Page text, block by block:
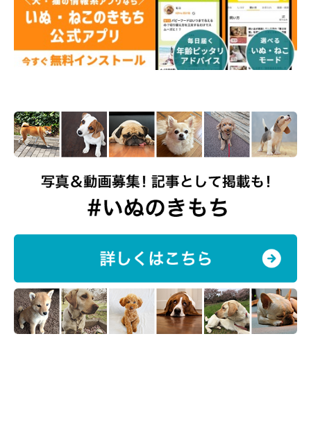
「癒しと幸せをくれる大切な家族の一員」